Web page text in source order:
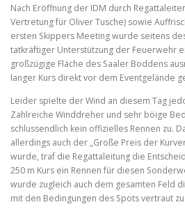
Nach Eröffnung der IDM durch
Vertretung für Oliver Tusche) sowie
ersten Skippers Meeting wurde seitens
tatkräftiger Unterstützung der Feuerwehr
großzügige Fläche des Saaler Boddens
langer Kurs direkt vor dem Eventgelände
Leider spielte der Wind an diesem Tag
Zahlreiche Winddreher und sehr böige
schlussendlich kein offizielles Rennen zu.
allerdings auch der „Große Preis der
wurde, traf die Regattaleitung die
250 m Kurs ein Rennen für diesen
wurde zugleich auch dem gesamten Feld
mit den Bedingungen des Spots vertraut